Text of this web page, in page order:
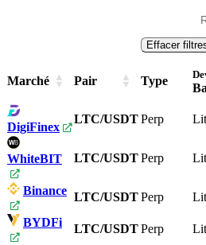
Effacer
Marché Pair Type
DigiFinex
LTC/USDTPerp
WhiteBIT LTC/USDTPerp
Binance LTC/USDTPerp
BYDFi
LTC/USDTPerp